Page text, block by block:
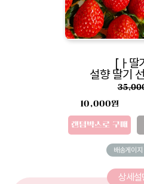
[ㅏ딸
설향 딸기
10,000원
랜덤박스로 구매
배송게이지
상세설